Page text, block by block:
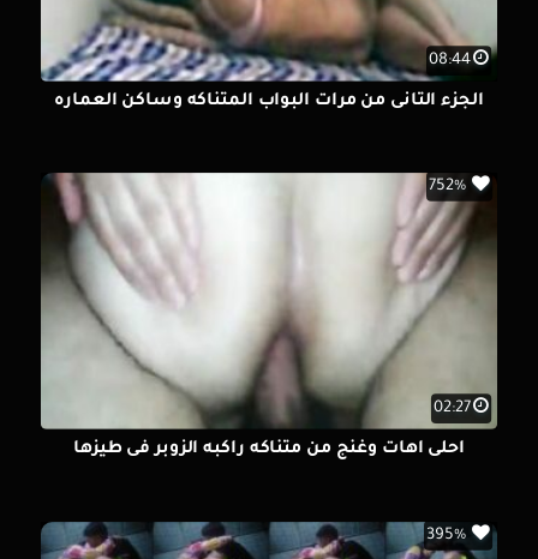
08:44
الجزء التانى من مرات البواب المتناكه وساكن العماره
02:27
752%
احلى اهات وغنج من متناكه راكبه الزوبر فى طيزها
395%